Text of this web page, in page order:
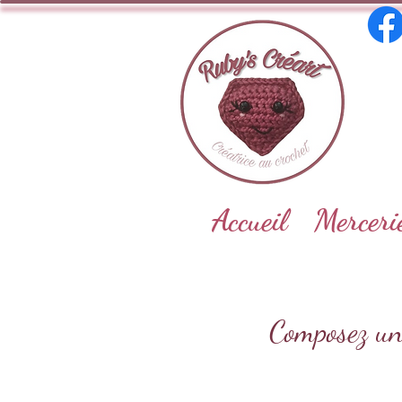
Accueil
Composez